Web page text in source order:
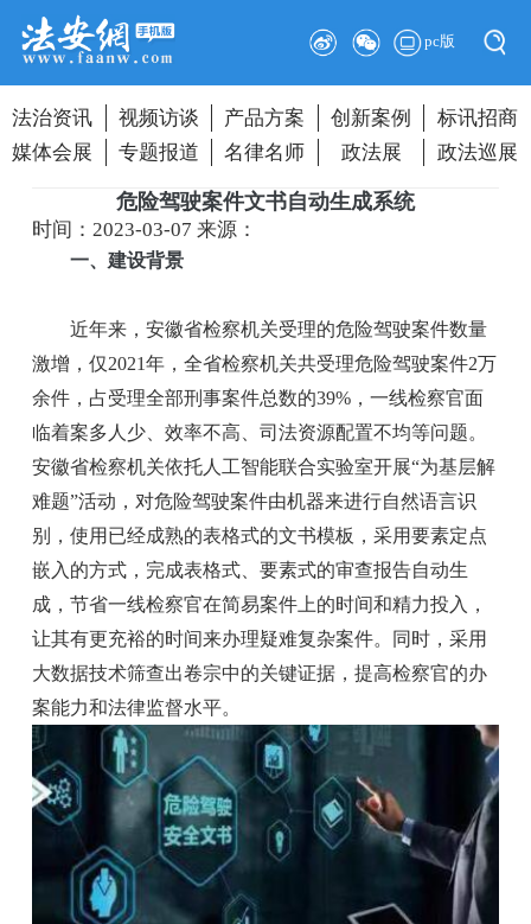
pc版
法治资讯 视频访谈 产品方案 创新案例
标讯招商
媒体会展
专题报道 名律名师 政法展 政法巡展
危险驾驶案件文书自动生成系统
时间：2023-03-07来源：
一、建设背景
近年来，安徽省检察机关受理的危险驾驶案件数量
激增，仅2021年，全省检察机关共受理危险驾驶案件2万
余件，占受理全部刑事案件总数的39%，一线检察官面
临着案多人少、效率不高、司法资源配置不均等问题。
安徽省检察机关依托人工智能联合实验室开展“为基层解
难题”活动，对危险驾驶案件由机器来进行自然语言识
别，使用已经成熟的表格式的文书模板，采用要素定点
嵌入的方式，完成表格式、要素式的审查报告自动生
成，节省一线检察官在简易案件上的时间和精力投入，
让其有更充裕的时间来办理疑难复杂案件。同时，采用
大数据技术筛查出卷宗中的关键证据，提高检察官的办
案能力和法律监督水平。